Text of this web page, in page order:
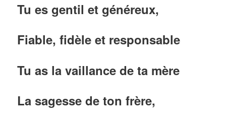
Tu es gentil et généreux,
Fiable, fidèle et responsable
Tu as la vaillance de ta mère
La sagesse de ton frère,